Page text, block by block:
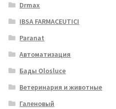
Drmax
IBSA FARMACEUTICI
Paranat
Автоматизация
Бады Olosluce
Ветеринария и животные
Галеновый